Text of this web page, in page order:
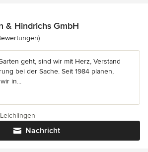
& Hindrichs GmbH
4.1 von 5 Sternen
geht, sind wir mit Herz, Verstand
bei der Sache. Seit 1984 planen,
in...
Nachricht